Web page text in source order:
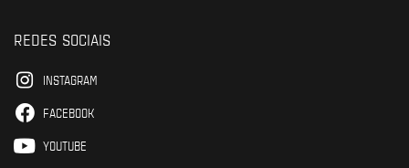
REDES SOCIAIS
INSTAGRAM
FACEBOOK
YOUTUBE